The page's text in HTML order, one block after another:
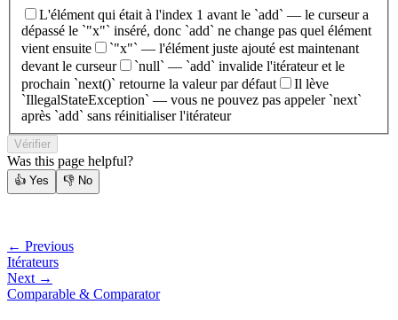
L'élément qui était à l'index 1 avant le `add` — le curseur a
dépassé le `"x"` inséré, donc `add` ne change pas quel élément
vient ensuite
`"x"` — l'élément juste ajouté est maintenant
devant le curseur
`null` — `add` invalide l'itérateur et le
prochain `next()` retourne la valeur par défaut
Il lève
`IllegalStateException` — vous ne pouvez pas appeler `next`
après `add` sans réinitialiser l'itérateur
Vérifier
Was this page helpful?
👍 Yes 👎 No
← Previous
Itérateurs
Next →
Comparable & Comparator